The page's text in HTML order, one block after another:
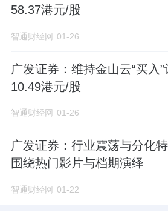
58.37港元/股
智通财经网 01-26
广发证券：维持金山云“买入
10.49港元/股
智通财经网 01-26
广发证券：行业震荡与分化
围绕热门影片与档期演绎
智通财经网 01-22